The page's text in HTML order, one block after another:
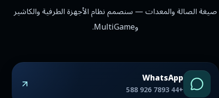
صيغة الصالة والمعدات — سنصمم نظام الأجهزة الطرفية والكاشير
وMultiGame.
WhatsApp
+44 7893 926 588